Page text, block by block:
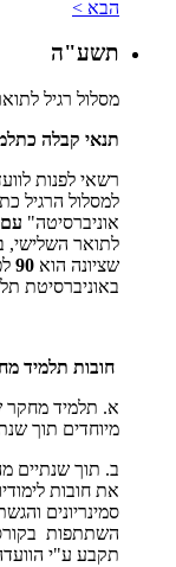
הבא >
תשע"ה
מסלול רגיל
תנאי קבלה
רשאי לפנות
למסלול הרגיל
אוניברסיטה"
לתואר השלישי,
שציונה הוא 90
באוניברסיטת
חובות תלמיד
א. תלמיד מחקר
מיוחדים תוך
ב. תוך שנתיים
סמינריונים
השתתפות
תקבע ע"י